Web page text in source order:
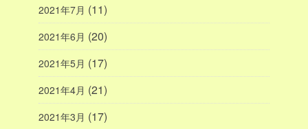
2021年7月 (11)
2021年6月 (20)
2021年5月 (17)
2021年4月 (21)
2021年3月 (17)